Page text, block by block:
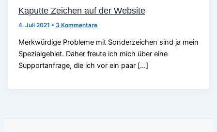
Kaputte Zeichen auf der Website
4. Juli 2021 • 3 Kommentare
Merkwürdige Probleme mit Sonderzeichen sind ja mein
Spezialgebiet. Daher freute ich mich über eine
Supportanfrage, die ich vor ein paar […]